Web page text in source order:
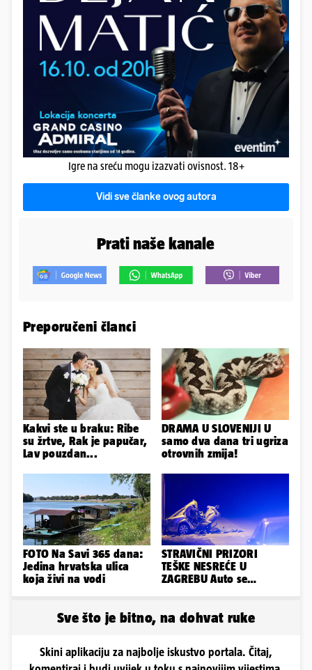
Igre na sreću mogu izazvati ovisnost. 18+
Vidi sve članke ovog autora
Prati naše kanale
Preporučeni članci
Kakvi ste u braku: Ribe
su žrtve, Rak je papučar,
Lav pouzdan...
DRAMA U SLOVENIJI U
samo dva dana tri ugriza
otrovnih zmija!
FOTO Na Savi 365 dana:
Jedina hrvatska ulica
koja živi na vodi
STRAVIČNI PRIZORI
TEŠKE NESREĆE U
ZAGREBU Auto se
Sve što je bitno, na dohvat ruke
Skini aplikaciju za najbolje iskustvo portala. Čitaj,